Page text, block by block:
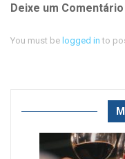
Deixe um Comentário
You must be logged in to